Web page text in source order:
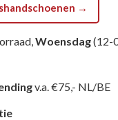
→
Woensdag(12-
v.a. €75,- NL/BE